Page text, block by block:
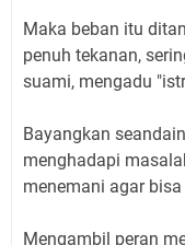
Maka beban itu
penuh tekanan,
suami, mengadu
Bayangkan
menghadapi
menemani agar
Mengambil peran